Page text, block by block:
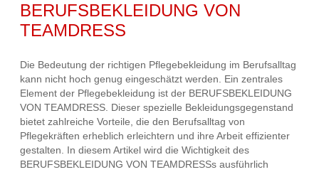
BERUFSBEKLEIDUNG VON
TEAMDRESS
Die Bedeutung der richtigen Pflegebekleidung im Berufsalltag
kann nicht hoch genug eingeschätzt werden. Ein zentrales
Element der Pflegebekleidung ist der BERUFSBEKLEIDUNG
VON TEAMDRESS. Dieser spezielle Bekleidungsgegenstand
bietet zahlreiche Vorteile, die den Berufsalltag von
Pflegekräften erheblich erleichtern und ihre Arbeit effizienter
gestalten. In diesem Artikel wird die Wichtigkeit des
BERUFSBEKLEIDUNG VON TEAMDRESSs ausführlich